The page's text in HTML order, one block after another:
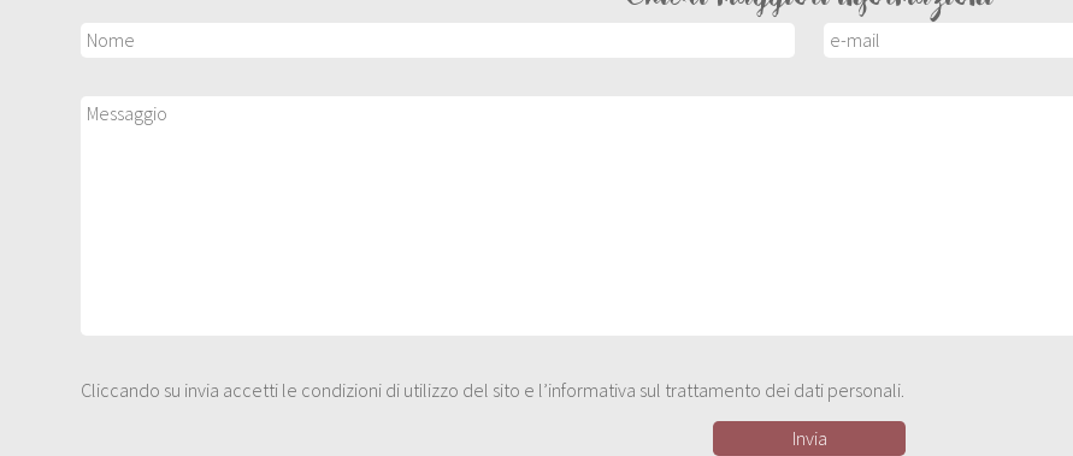
Cliccando su invia accetti le condizioni di utilizzo del sito e l’informativa sul trattamento dei dati personali.